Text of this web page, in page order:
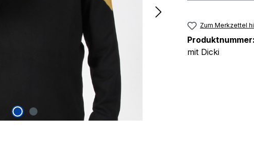
Zum Merkzettel
Produktnummer:
mit Dicki